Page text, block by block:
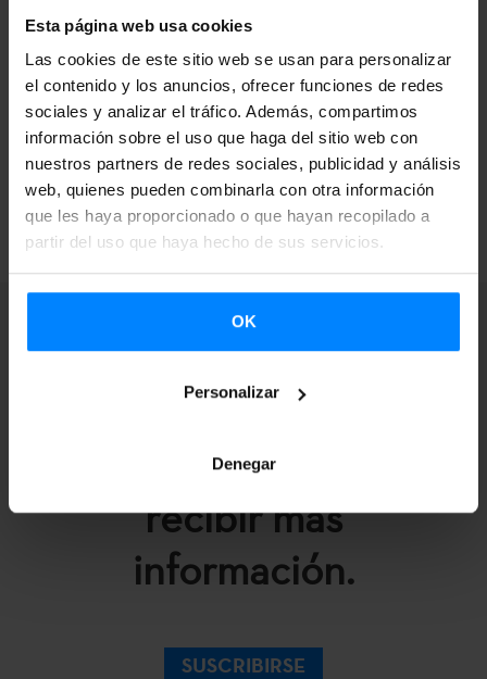
Esta página web usa cookies
Las cookies de este sitio web se usan para personalizar
el contenido y los anuncios, ofrecer funciones de redes
sociales y analizar el tráfico. Además, compartimos
información sobre el uso que haga del sitio web con
nuestros partners de redes sociales, publicidad y análisis
web, quienes pueden combinarla con otra información
que les haya proporcionado o que hayan recopilado a
partir del uso que haya hecho de sus servicios.
OK
Personalizar
Denegar
Junkera, Dupla e Idoia, entre otros. Este ciclo cuenta
con la colaboración de Etxepare Euskal Institutua.
VOLVER
Suscríbete a nuestra
Newsletter para
recibir más
información.
SUSCRIBIRSE